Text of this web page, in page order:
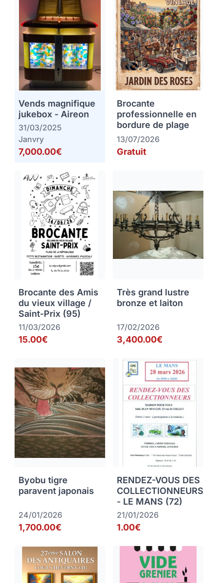
Vends magnifique
jukebox - Aireon
31/03/2025
Janvry
7,000.00€
Brocante
professionnelle en
bordure de plage
13/07/2026
Gratuit
Brocante des Amis
du vieux village /
Saint-Prix (95)
11/03/2026
15.00€
Très grand lustre
bronze et laiton
17/02/2026
3,400.00€
Byobu tigre
paravent japonais
24/01/2026
1,700.00€
RENDEZ-VOUS DES
COLLECTIONNEURS
- LE MANS (72)
21/01/2026
1.00€